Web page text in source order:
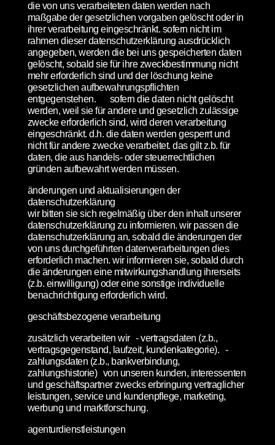
die von uns verarbeiteten daten werden nach
maßgabe der gesetzlichen vorgaben gelöscht oder in
ihrer verarbeitung eingeschränkt. sofern nicht im
rahmen dieser datenschutzerklärung ausdrücklich
angegeben, werden die bei uns gespeicherten daten
gelöscht, sobald sie für ihre zweckbestimmung nicht
mehr erforderlich sind und der löschung keine
gesetzlichen aufbewahrungspflichten
entgegenstehen. sofern die daten nicht gelöscht
werden, weil sie für andere und gesetzlich zulässige
zwecke erforderlich sind, wird deren verarbeitung
eingeschränkt. d.h. die daten werden gesperrt und
nicht für andere zwecke verarbeitet. das gilt z.b. für
daten, die aus handels- oder steuerrechtlichen
gründen aufbewahrt werden müssen.
änderungen und aktualisierungen der
datenschutzerklärung
wir bitten sie sich regelmäßig über den inhalt unserer
datenschutzerklärung zu informieren. wir passen die
datenschutzerklärung an, sobald die änderungen der
von uns durchgeführten datenverarbeitungen dies
erforderlich machen. wir informieren sie, sobald durch
die änderungen eine mitwirkungshandlung ihrerseits
(z.b. einwilligung) oder eine sonstige individuelle
benachrichtigung erforderlich wird.
geschäftsbezogene verarbeitung
zusätzlich verarbeiten wir - vertragsdaten (z.b.,
vertragsgegenstand, laufzeit, kundenkategorie). -
zahlungsdaten (z.b., bankverbindung,
zahlungshistorie) von unseren kunden, interessenten
und geschäftspartner zwecks erbringung vertraglicher
leistungen, service und kundenpflege, marketing,
werbung und marktforschung.
agenturdienstleistungen